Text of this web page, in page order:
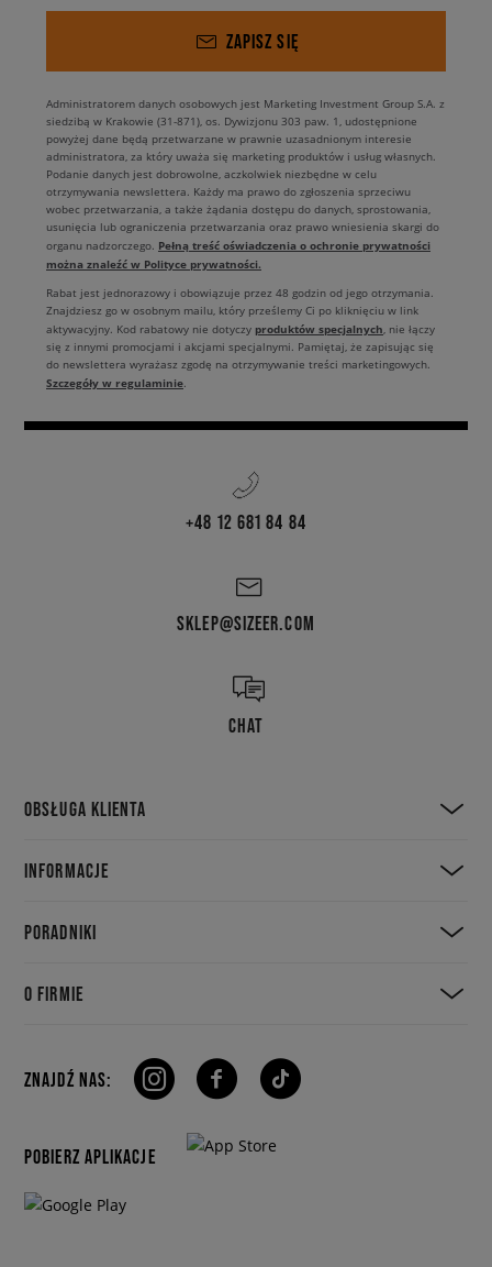
ZAPISZ SIĘ
Administratorem danych osobowych jest Marketing Investment Group S.A. z
siedzibą w Krakowie (31-871), os. Dywizjonu 303 paw. 1, udostępnione
powyżej dane będą przetwarzane w prawnie uzasadnionym interesie
administratora, za który uważa się marketing produktów i usług własnych.
Podanie danych jest dobrowolne, aczkolwiek niezbędne w celu
otrzymywania newslettera. Każdy ma prawo do zgłoszenia sprzeciwu
wobec przetwarzania, a także żądania dostępu do danych, sprostowania,
usunięcia lub ograniczenia przetwarzania oraz prawo wniesienia skargi do
organu nadzorczego. Pełną treść oświadczenia o ochronie prywatności
można znaleźć w Polityce prywatności.
Rabat jest jednorazowy i obowiązuje przez 48 godzin od jego otrzymania.
Znajdziesz go w osobnym mailu, który prześlemy Ci po kliknięciu w link
aktywacyjny. Kod rabatowy nie dotyczy produktów specjalnych, nie łączy
się z innymi promocjami i akcjami specjalnymi. Pamiętaj, że zapisując się
do newslettera wyrażasz zgodę na otrzymywanie treści marketingowych.
Szczegóły w regulaminie.
+48 12 681 84 84
SKLEP@SIZEER.COM
CHAT
OBSŁUGA KLIENTA
INFORMACJE
PORADNIKI
O FIRMIE
ZNAJDŹ NAS:
POBIERZ APLIKACJE